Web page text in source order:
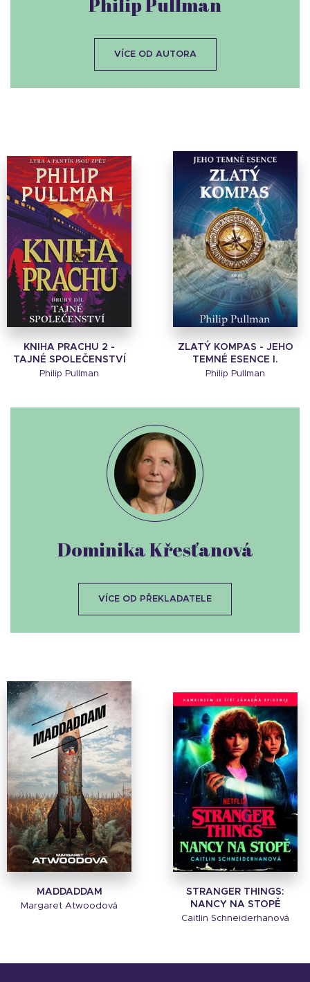
KNIHA PRACHU 2 -
TAJNÉ SPOLEČENSTVÍ
Philip Pullman
ZLATÝ KOMPAS - JEHO
TEMNÉ ESENCE I.
Philip Pullman
VÍCE OD AUTORA
MADDADDAM
Margaret Atwoodová
STRANGER THINGS:
NANCY NA STOPĚ
Caitlin Schneiderhanová
Dominika Křesťanová
VÍCE OD PŘEKLADATELE